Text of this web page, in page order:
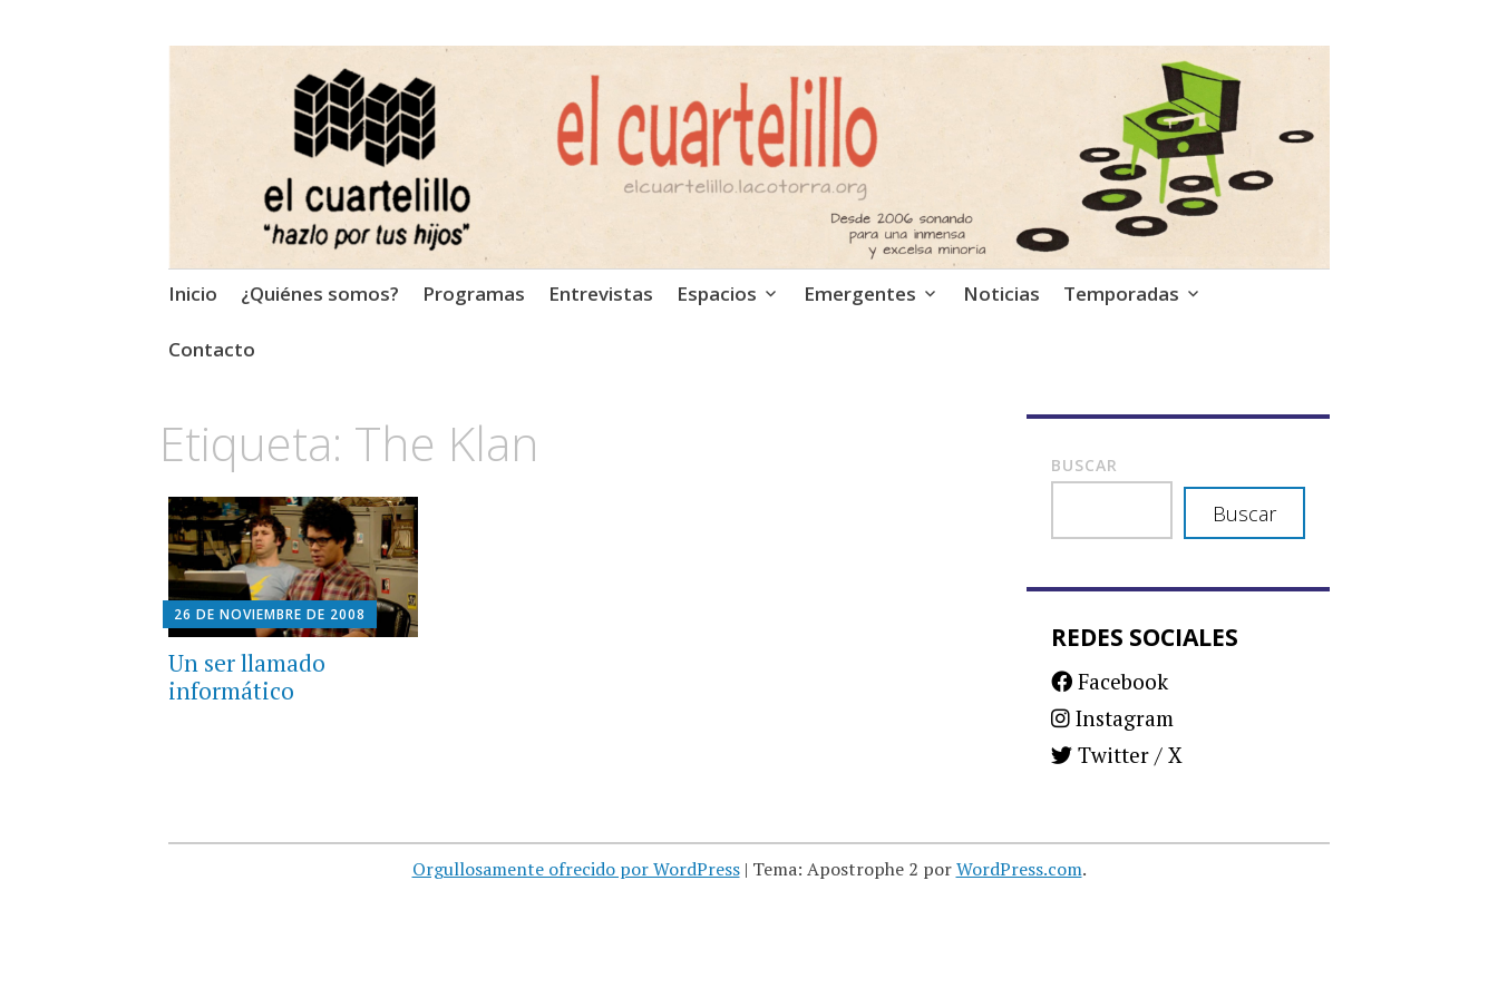
El Cuartelillo
Programa de radio de música independiente. Podcast
Saltar
contenido
Inicio ¿Quiénes somos? Programas Entrevistas Espacios Emergentes Noticias Temporadas
Contacto
Etiqueta: The Klan
26 DE NOVIEMBRE DE 2008
Un ser llamado
informático
BUSCAR
Buscar
REDES SOCIALES
Facebook
Instagram
Twitter / X
Orgullosamente ofrecido por WordPress | Tema: Apostrophe 2 porWordPress.com.